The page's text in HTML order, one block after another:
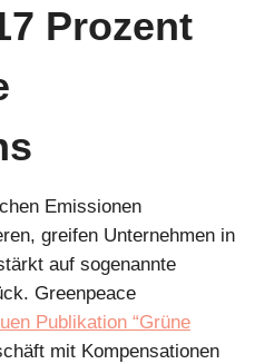
Prozent
Emissionen
greifen Unternehmen in
auf sogenannte
Greenpeace
Publikation “Grüne
mit Kompensationen